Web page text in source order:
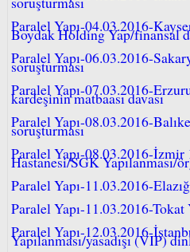
Paralel Yapı-04.03.2016-
Boydak Holding Yap/finansal
Paralel Yapı-06.03.2016-
soruşturması
Paralel Yapı-07.03.2016-
kardeşinin matbaası davası
Paralel Yapı-08.03.2016-
soruşturması
Paralel Yapı-08.03.2016-İzmir
Hastanesi/SGK Yapılanması/
Paralel Yapı-11.03.2016-
Paralel Yapı-11.03.2016-Tokat
Paralel Yapı-12.03.2016-
Yapılanması/yasadışı (VIP)